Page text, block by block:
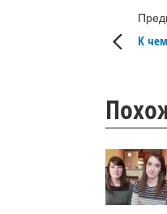
К